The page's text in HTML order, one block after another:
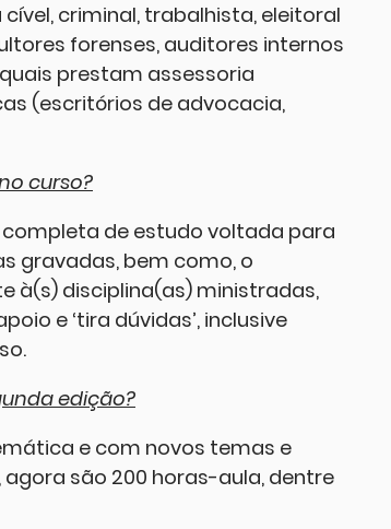
criminal, trabalhista, eleitoral
forenses, auditores internos
prestam assessoria
(escritórios de advocacia,
curso?
de estudo voltada para
gravadas, bem como, o
à(s) disciplina(as) ministradas,
e ‘tira dúvidas’, inclusive
edição?
e com novos temas e
são 200 horas-aula, dentre